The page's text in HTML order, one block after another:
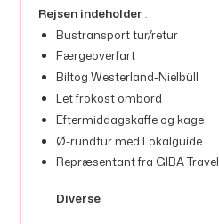
Rejsen indeholder :
Bustransport tur/retur
Færgeoverfart
Biltog Westerland-Nielbüll
Let frokost ombord
Eftermiddagskaffe og kage
Ø-rundtur med Lokalguide
Repræsentant fra GIBA Travel
Diverse